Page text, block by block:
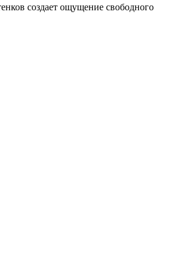
создает ощущение свободного